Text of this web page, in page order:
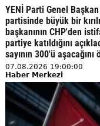
YENİ Parti Genel
partisinde büyük bir
başkanının CHP'den
partiye katıldığını
sayının 300'ü
07.08.2026 19:00:00
Haber Merkezi